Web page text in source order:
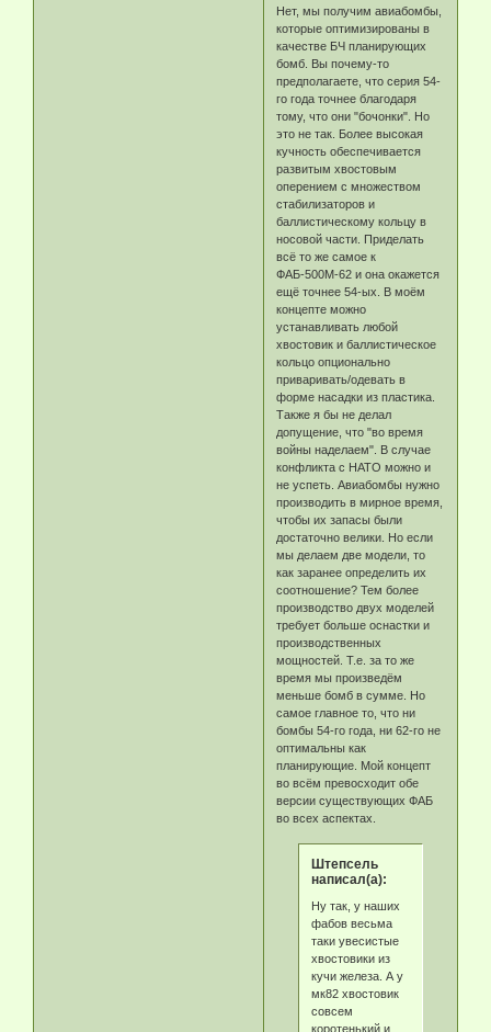
Нет, мы получим авиабомбы,
которые оптимизированы в
качестве БЧ планирующих
бомб. Вы почему-то
предполагаете, что серия 54-
го года точнее благодаря
тому, что они "бочонки". Но
это не так. Более высокая
кучность обеспечивается
развитым хвостовым
оперением с множеством
стабилизаторов и
баллистическому кольцу в
носовой части. Приделать
всё то же самое к
ФАБ-500М-62 и она окажется
ещё точнее 54-ых. В моём
концепте можно
устанавливать любой
хвостовик и баллистическое
кольцо опционально
приваривать/одевать в
форме насадки из пластика.
Также я бы не делал
допущение, что "во время
войны наделаем". В случае
конфликта с НАТО можно и
не успеть. Авиабомбы нужно
производить в мирное время,
чтобы их запасы были
достаточно велики. Но если
мы делаем две модели, то
как заранее определить их
соотношение? Тем более
производство двух моделей
требует больше оснастки и
производственных
мощностей. Т.е. за то же
время мы произведём
меньше бомб в сумме. Но
самое главное то, что ни
бомбы 54-го года, ни 62-го не
оптимальны как
планирующие. Мой концепт
во всём превосходит обе
версии существующих ФАБ
во всех аспектах.
Штепсель
написал(а):
Ну так, у наших
фабов весьма
таки увесистые
хвостовики из
кучи железа. А у
мк82 хвостовик
совсем
коротенький и